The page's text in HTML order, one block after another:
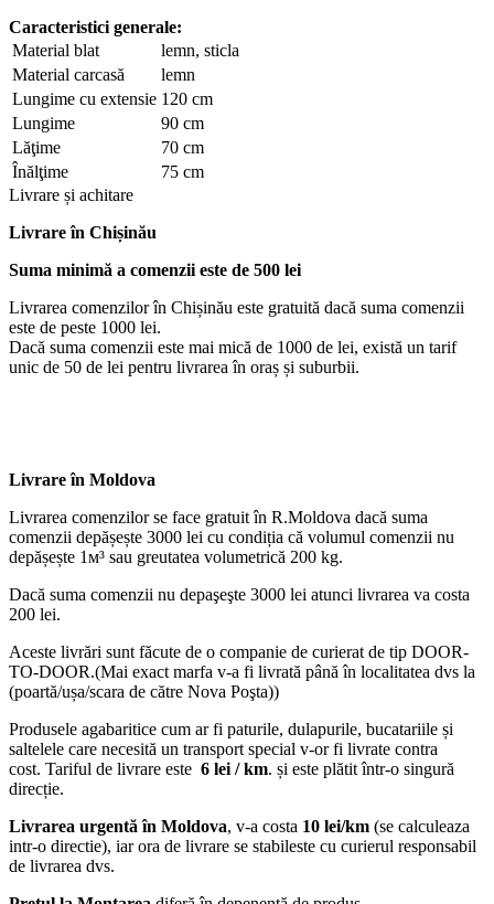
Caracteristici generale:
Material blat
lemn, sticla
Material carcasă
lemn
Lungime cu extensie 120 cm
Lungime
90 cm
Lăţime
70 cm
Înălţime
75 cm
Livrare și achitare
Livrareîn Chișinău
Suma minimă a comenzii este de 500 lei
Livrarea comenzilor în Chișinău este gratuită dacă suma comenzii
este de peste 1000 lei.
Dacă suma comenzii este mai mică de 1000 de lei, există un tarif
unic de 50 de lei pentru livrarea în oraș și suburbii.
Livrare în Moldova
Livrarea comenzilor se face gratuit în R.Moldova dacă suma
comenzii depășește 3000 lei cu condiția că volumul comenzii nu
depășește 1м³ sau greutatea volumetrică 200 kg.
Dacă suma comenzii nu depaşeşte 3000 lei atunci livrarea va costa
200 lei.
Aceste livrări sunt făcute de o companie de curierat de tip DOOR-
TO-DOOR.(Mai exact marfa v-a fi livrată până în localitatea dvs la
(poartă/ușa/scara de către Nova Poşta))
Produsele agabaritice cum ar fi paturile, dulapurile, bucatariile și
saltelele care necesită un transport special v-or fi livrate contra
cost. Tariful de livrare este 6 lei / km. și este plătit într-o singură
direcție.
Livrarea urgentă în Moldova, v-a costa 10 lei/km (se calculeaza
intr-o directie), iar ora de livrare se stabileste cu curierul responsabil
de livrarea dvs.